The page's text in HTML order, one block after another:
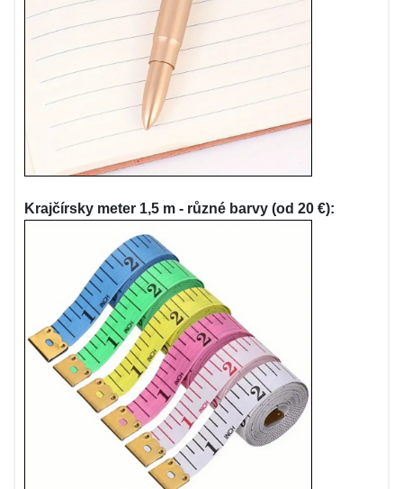
Krajčírsky meter 1,5 m - různé barvy (od 20 €):